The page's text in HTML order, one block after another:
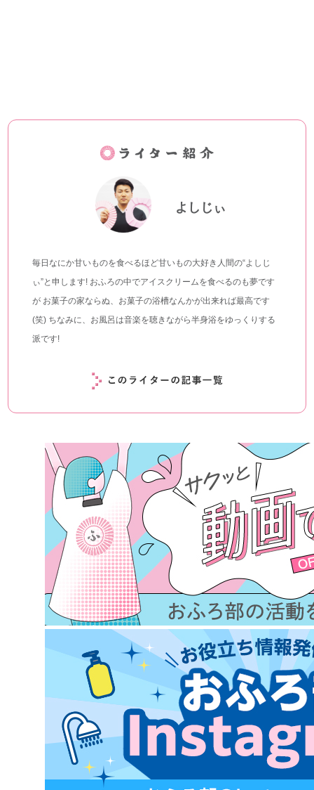
よしじぃ
毎日なにか甘いものを食べるほど甘いもの大好き人間の“よしじ
ぃ”と申します! おふろの中でアイスクリームを食べるのも夢です
が お菓子の家ならぬ、お菓子の浴槽なんかが出来れば最高です
(笑) ちなみに、お風呂は音楽を聴きながら半身浴をゆっくりする
派です!